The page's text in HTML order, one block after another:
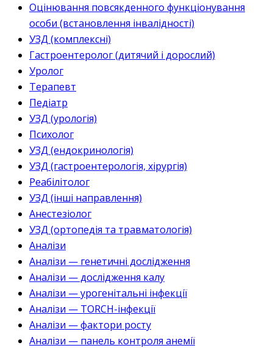
Оцінювання повсякденного функціонування
особи (встановлення інвалідності)
УЗД (комплексні)
Гастроентеролог (дитячий і дорослий)
Уролог
Терапевт
Педіатр
УЗД (урологія)
Психолог
УЗД (ендокринологія)
УЗД (гастроентерологія, хірургія)
Реабілітолог
УЗД (інші направлення)
Анестезіолог
УЗД (ортопедія та травматологія)
Аналізи
Аналізи — генетичні дослідження
Аналізи — дослідження калу
Аналізи — урогенітальні інфекції
Аналізи — TORCH-інфекції
Аналізи — фактори росту
Аналізи — панель контроля анемії